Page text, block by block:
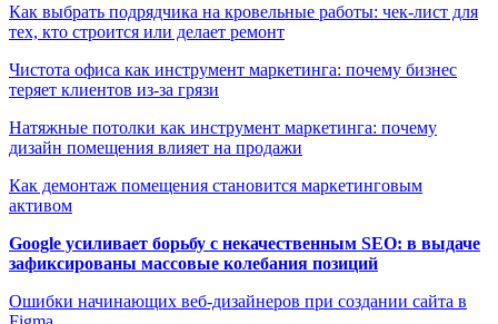
Как выбрать подрядчика на кровельные работы: чек-лист для
тех, кто строится или делает ремонт
Чистота офиса как инструмент маркетинга: почему бизнес
теряет клиентов из-за грязи
Натяжные потолки как инструмент маркетинга: почему
дизайн помещения влияет на продажи
Как демонтаж помещения становится маркетинговым
активом
Google усиливает борьбу с некачественным SEO: в выдаче
зафиксированы массовые колебания позиций
Ошибки начинающих веб-дизайнеров при создании сайта в